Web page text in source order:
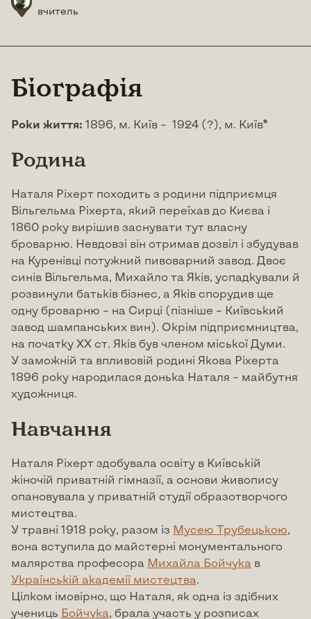
вчитель
Біографія
Роки життя: 1896, м. Київ – 1924 (?), м. Київ*
Родина
Наталя Ріхерт походить з родини підприємця
Вільгельма Ріхерта, який переїхав до Києва і
1860 року вирішив заснувати тут власну
броварню. Невдовзі він отримав дозвіл і збудував
на Куренівці потужний пивоварний завод. Двоє
синів Вільгельма, Михайло та Яків, успадкували й
розвинули батьків бізнес, а Яків спорудив ще
одну броварню – на Сирці (пізніше – Київський
завод шампанських вин). Окрім підприємництва,
на початку ХХ ст. Яків був членом міської Думи.
У заможній та впливовій родині Якова Ріхерта
1896 року народилася донька Наталя – майбутня
художниця.
Навчання
Наталя Ріхерт здобувала освіту в Київській
жіночій приватній гімназії, а основи живопису
опановувала у приватній студії образотворчого
мистецтва.
У травні 1918 року, разом із Мусею Трубецькою,
вона вступила до майстерні монументального
малярства професора Михайла Бойчука в
Українській академії мистецтва.
Цілком імовірно, що Наталя, як одна із здібних
учениць Бойчука, брала участь у розписах